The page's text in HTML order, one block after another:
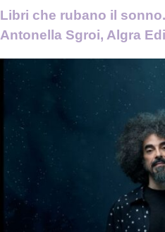
Libri che rubano il
Antonella Sgroi, Algra